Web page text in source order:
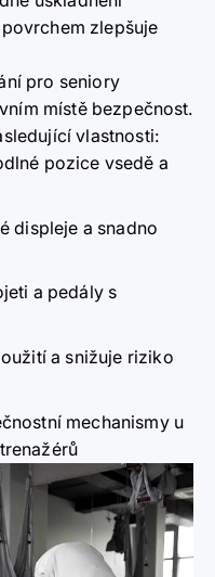
zlepšuje
pro seniory
místě bezpečnost.
vlastnosti:
pozice vsedě a
displeje a snadno
a pedály s
a snižuje riziko
mechanismy u